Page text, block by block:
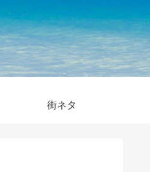
街ネタ